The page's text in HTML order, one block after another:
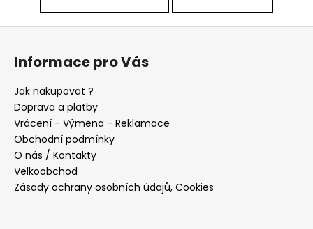
Z
Informace pro Vás
Jak nakupovat ?
Doprava a platby
Vrácení - Výměna - Reklamace
Obchodní podmínky
O nás / Kontakty
Velkoobchod
Zásady ochrany osobních údajů, Cookies